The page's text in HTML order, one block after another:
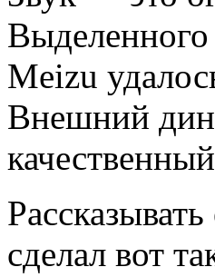
Выделенного
Meizu
Внешний
сделал вот